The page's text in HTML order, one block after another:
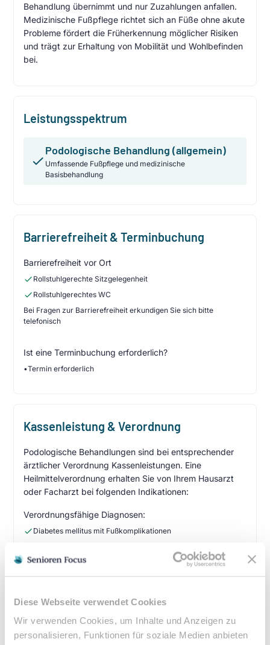
Diese Webseite verwendet Cookies
Wir verwenden Cookies, um Inhalte und Anzeigen zu
personalisieren, Funktionen für soziale Medien anbieten
Behandlung übernimmt und nur Zuzahlungen anfallen.
Medizinische Fußpflege richtet sich an Füße ohne akute
Probleme fördert die Früherkennung möglicher Risiken
und trägt zur Erhaltung von Mobilität und Wohlbefinden
bei.
Leistungsspektrum
Podologische Behandlung (allgemein)
Umfassende Fußpflege und medizinische
Basisbehandlung
Barrierefreiheit & Terminbuchung
Barrierefreiheit vor Ort
Rollstuhlgerechte Sitzgelegenheit
Rollstuhlgerechtes WC
Bei Fragen zur Barrierefreiheit erkundigen Sie sich bitte
telefonisch
Ist eine Terminbuchung erforderlich?
•Termin erforderlich
Kassenleistung & Verordnung
Podologische Behandlungen sind bei entsprechender
ärztlicher Verordnung Kassenleistungen. Eine
Heilmittelverordnung erhalten Sie von Ihrem Hausarzt
oder Facharzt bei folgenden Indikationen:
Verordnungsfähige Diagnosen:
Diabetes mellitus mit Fußkomplikationen
Sensibilitätsstörungen
Querschnittslähmung
• 10% Zuzahlung pro Behandlung (mind. 5€, max. 10€)
• Befreiung bei chronischen Erkrankungen möglich